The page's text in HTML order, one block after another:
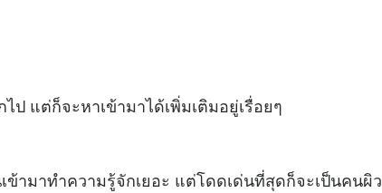
ป แต่ก็จะหาเข้ามาได้เพิ่มเติมอยู่เรื่อยๆ
ข้ามาทำความรู้จักเยอะ แต่โดดเด่นที่สุดก็จะเป็นคนผิว